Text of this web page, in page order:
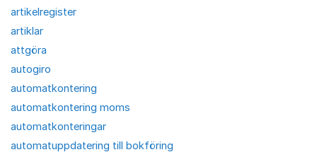
artikelregister
artiklar
attgöra
autogiro
automatkontering
automatkontering moms
automatkonteringar
automatuppdatering till bokföring